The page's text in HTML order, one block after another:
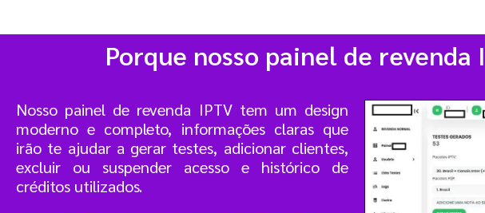
Porque nosso painel de
Nosso painel de revenda IPTV tem um design
moderno e completo, informações claras que
irão te ajudar a gerar testes, adicionar clientes,
excluir ou suspender acesso e histórico de
créditos utilizados.